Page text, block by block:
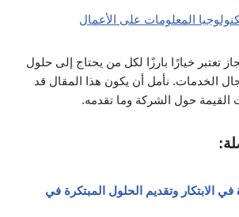
المعلومات على الأعمال
تعتبر خيارًا بارزًا لكل من يحتاج إلى حلول
الخدمات. نأمل أن يكون هذا المقال قد
القيمة حول الشركة وما تقدمه.
الابتكار وتقديم الحلول المبتكرة في